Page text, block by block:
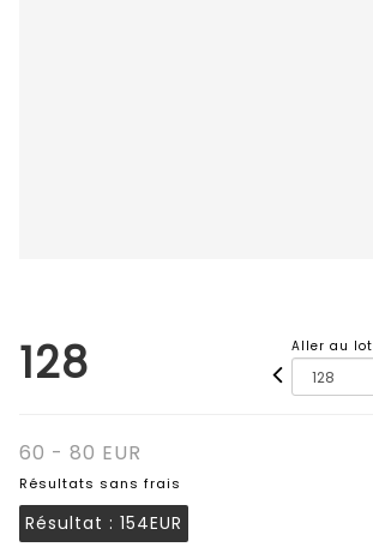
128 Aller au lot
60 - 80 EUR
Résultats sans frais
Résultat : 154EUR